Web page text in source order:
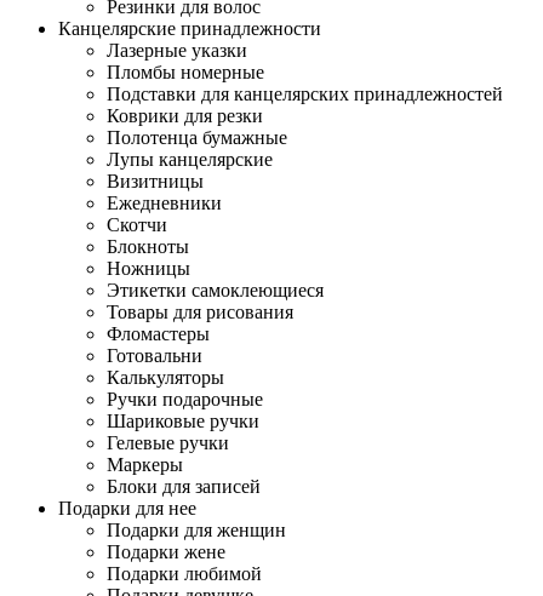
Резинки для волос
Канцелярские принадлежности
Лазерные указки
Пломбы номерные
Подставки для канцелярских принадлежностей
Коврики для резки
Полотенца бумажные
Лупы канцелярские
Визитницы
Ежедневники
Скотчи
Блокноты
Ножницы
Этикетки самоклеющиеся
Товары для рисования
Фломастеры
Готовальни
Калькуляторы
Ручки подарочные
Шариковые ручки
Гелевые ручки
Маркеры
Блоки для записей
Подарки для нее
Подарки для женщин
Подарки жене
Подарки любимой